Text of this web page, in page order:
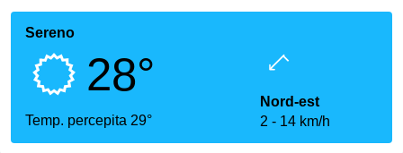
di
per
le
di
Sereno
28°
Temp. percepita 29°
Nord-est
2
14 km/h